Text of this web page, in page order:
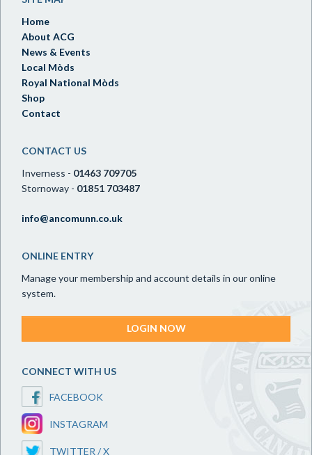
Home
About ACG
News & Events
Local Mòds
Royal National Mòds
Shop
Contact
CONTACT US
Inverness - 01463 709705
Stornoway - 01851 703487
info@ancomunn.co.uk
ONLINE ENTRY
Manage your membership and account details in our online
system.
LOGIN NOW
CONNECT WITH US
FACEBOOK
INSTAGRAM
TWITTER / X